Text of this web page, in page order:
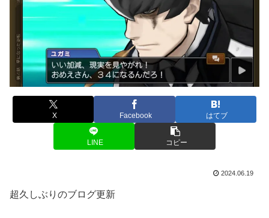
X Facebook はてブ
LINE コピー
2024.06.19
超久しぶりのブログ更新